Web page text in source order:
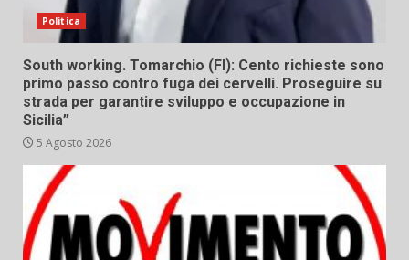
Politica
South working. Tomarchio (FI): Cento richieste sono
primo passo contro fuga dei cervelli. Proseguire su
strada per garantire sviluppo e occupazione in
Sicilia”
5 Agosto 2026